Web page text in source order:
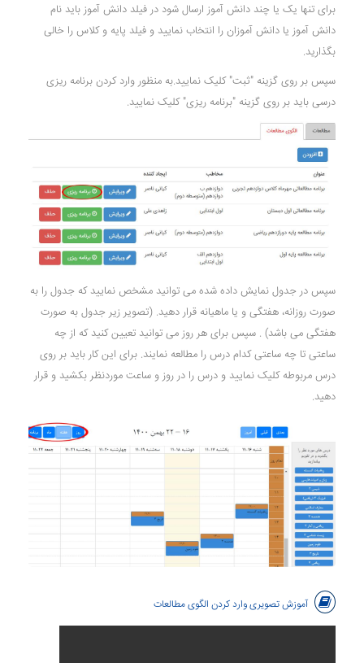
برای تنها یک یا چند دانش آموز ارسال شود در فیلد دانش آموز باید نام
دانش آموز یا دانش آموزان را انتخاب نمایید و فیلد پایه و کلاس را خالی
بگذارید.
سپس بر روی گزینه "ثبت" کلیک نمایید.به منظور وارد کردن برنامه ریزی
درسی باید بر روی گزینه "برنامه ریزی" کلیک نمایید.
سپس در جدول نمایش داده شده می توانید مشخص نمایید که جدول را به
صورت روزانه، هفتگی و یا ماهیانه قرار دهید. (تصویر زیر جدول به صورت
هفتگی می باشد) . سپس برای هر روز می توانید تعیین کنید که از چه
ساعتی تا چه ساعتی کدام درس را مطالعه نمایند. برای این کار باید بر روی
درس مربوطه کلیک نمایید و درس را در روز و ساعت موردنظر بکشید و قرار
دهید.
آموزش تصویری وارد کردن الگوی مطالعات